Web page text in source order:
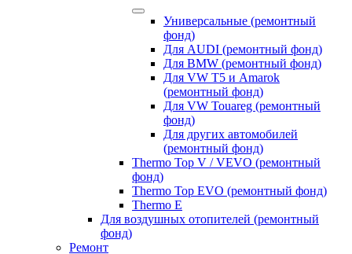
Универсальные (ремонтный
фонд)
Для AUDI (ремонтный фонд)
Для BMW (ремонтный фонд)
Для VW T5 и Amarok
(ремонтный фонд)
Для VW Touareg (ремонтный
фонд)
Для других автомобилей
(ремонтный фонд)
Thermo Top V / VEVO (ремонтный
фонд)
Thermo Top EVO (ремонтный фонд)
Thermo E
Для воздушных отопителей (ремонтный
фонд)
Ремонт